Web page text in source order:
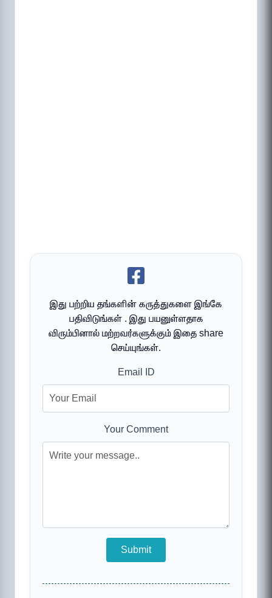
இது பற்றிய தங்களின் கருத்துகளை இங்கே
பதிவிடுங்கள் . இது பயனுள்ளதாக
விரும்பினால் மற்றவர்களுக்கும் இதை share
செய்யுங்கள்.
Email ID
Your Comment